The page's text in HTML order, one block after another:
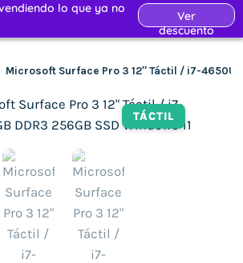
Microsoft Surface Pro 3 12″ Táctil / i7-4650U /
TÁCTIL